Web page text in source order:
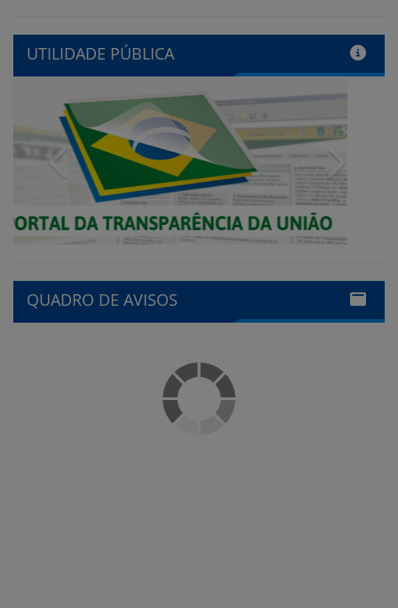
UTILIDADE PÚBLICA
Previous
QUADRO DE AVISOS